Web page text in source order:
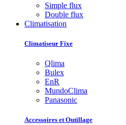
Simple flux
Double flux
Climatisation
Climatiseur Fixe
Qlima
Bulex
EnR
MundoClima
Panasonic
Accessoires et Outillage